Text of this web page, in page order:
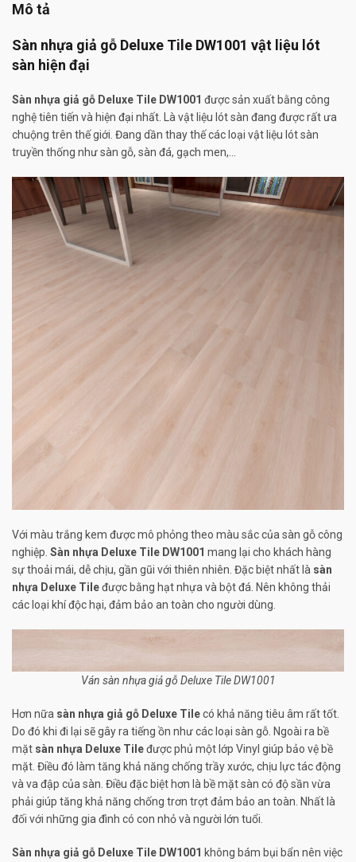
Mô tả
Sàn nhựa giả gỗ Deluxe Tile DW1001 vật liệu lót
sàn hiện đại
Sàn nhựa giả gỗ Deluxe Tile DW1001 được sản xuất bằng công
nghệ tiên tiến và hiện đại nhất. Là vật liệu lót sàn đang được rất ưa
chuộng trên thế giới. Đang dần thay thế các loại vật liệu lót sàn
truyền thống như sàn gỗ, sàn đá, gạch men,…
Với màu trắng kem được mô phỏng theo màu sắc của sàn gỗ công
nghiệp. Sàn nhựa Deluxe Tile DW1001 mang lại cho khách hàng
sự thoải mái, dễ chịu, gần gũi với thiên nhiên. Đặc biệt nhất là sàn
nhựa Deluxe Tileđược bằng hạt nhựa và bột đá. Nên không thải
các loại khí độc hại, đảm bảo an toàn cho người dùng.
Ván sàn nhựa giả gỗ Deluxe Tile DW1001
Hơn nữa sàn nhựa giả gỗ Deluxe Tilecó khả năng tiêu âm rất tốt.
Do đó khi đi lại sẽ gây ra tiếng ồn như các loại sàn gỗ. Ngoài ra bề
mặt sàn nhựa Deluxe Tileđược phủ một lớp Vinyl giúp bảo vệ bề
mặt. Điều đó làm tăng khả năng chống trầy xước, chịu lực tác động
và va đập của sàn. Điều đặc biệt hơn là bề mặt sàn có độ sần vừa
phải giúp tăng khả năng chống trơn trợt đảm bảo an toàn. Nhất là
đối với những gia đình có con nhỏ và người lớn tuổi.
Sàn nhựa giả gỗ Deluxe Tile DW1001 không bám bụi bẩn nên việc